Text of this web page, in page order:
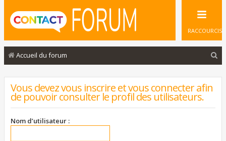
RACCOURCIS
Accueil du forum
Vous devez vous inscrire et vous connecter afin
de pouvoir consulter le profil des utilisateurs.
Nom d’utilisateur :